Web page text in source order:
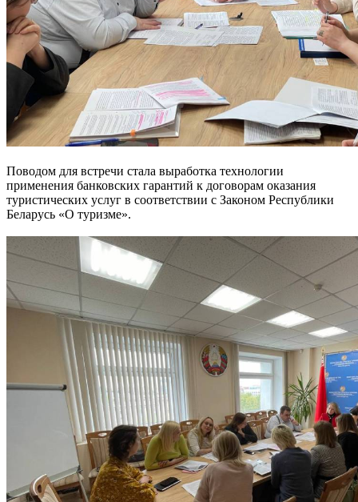
Поводом для встречи стала выработка технологии
применения банковских гарантий к договорам оказания
туристических услуг в соответствии с Законом Республики
Беларусь «О туризме».